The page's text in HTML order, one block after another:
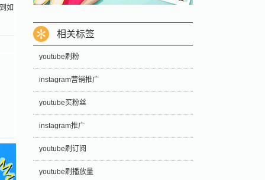
如
相关标签
youtube刷粉
instagram营销推广
youtube买粉丝
instagram推广
youtube刷订阅
youtube刷播放量